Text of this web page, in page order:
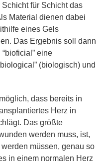
für Schicht das
Material dienen dabei
eines Gels
Das Ergebnis soll dann
eine
(biologisch) und
dass bereits in
Herz in
Das größte
werden muss, ist,
müssen, genau so
in einem normalen Herz